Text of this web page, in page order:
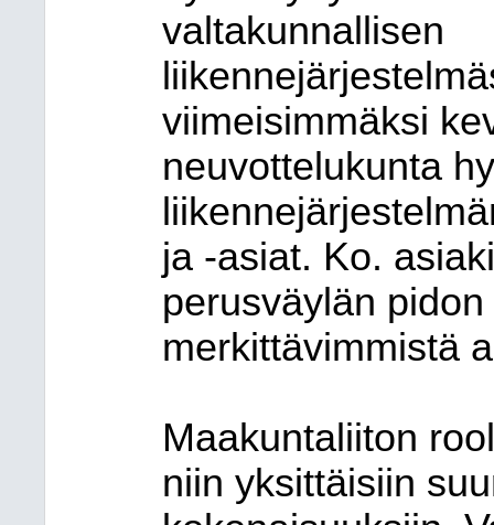
valtakunnallisen
viimeisimmäksi
neuvottelukunta
ja -asiat. Ko.
perusväylän
merkittävimmistä
Maakuntaliiton
niin yksittäisiin